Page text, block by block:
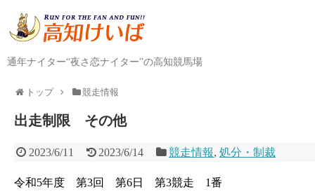
通年ナイター“夜さ恋ナイター”の高知競馬場
トップ 競走情報
出走制限 その他
2023/6/11 2023/6/14 競走情報,処分・制裁
令和5年度 第3回 第6日 第3競走 1番